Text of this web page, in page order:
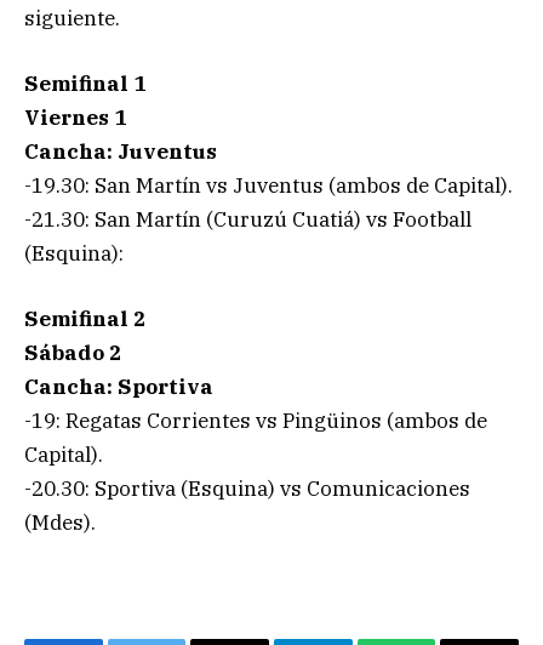
siguiente.
Semifinal 1
Viernes 1
Cancha: Juventus
-19.30: San Martín vs Juventus (ambos de Capital).
-21.30: San Martín (Curuzú Cuatiá) vs Football
(Esquina):
Semifinal 2
Sábado 2
Cancha: Sportiva
-19: Regatas Corrientes vs Pingüinos (ambos de
Capital).
-20.30: Sportiva (Esquina) vs Comunicaciones
(Mdes).